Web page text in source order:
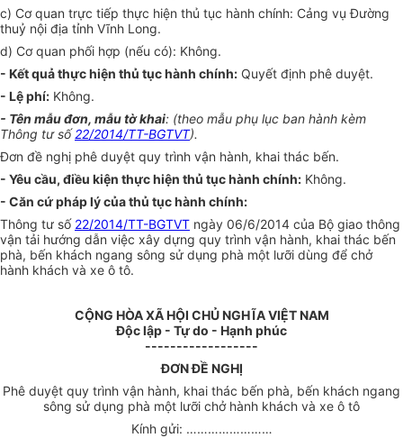
c) Cơ quan trực tiếp thực hiện thủ tục hành chính: Cảng vụ Đường
thuỷ nội địa tỉnh Vĩnh Long.
d) Cơ quan phối hợp (nếu có): Không.
- Kết quả thực hiện thủ tục hành chính: Quyết định phê duyệt.
- Lệ phí: Không.
- Tên mẫu đơn, mẫu tờ khai: (theo mẫu phụ lục ban hành kèm
Thông tư số22/2014/TT-BGTVT).
Đơn đề nghị phê duyệt quy trình vận hành, khai thác bến.
- Yêu cầu, điều kiện thực hiện thủ tục hành chính: Không.
- Căn cứ pháp lý của thủ tục hành chính:
Thông tư số 22/2014/TT-BGTVT ngày 06/6/2014 của Bộ giao thông
vận tải hướng dẫn việc xây dựng quy trình vận hành, khai thác bến
phà, bến khách ngang sông sử dụng phà một lưỡi dùng để chở
hành khách và xe ô tô.
CỘNG HÒA XÃ HỘI CHỦ NGHĨA VIỆT NAM
Độc lập - Tự do - Hạnh phúc
------------------
ĐƠN ĐỀ NGHỊ
Phê duyệt quy trình vận hành, khai thác bến phà, bến khách ngang
sông sử dụng phà một lưỡi chở hành khách và xe ô tô
Kính gửi: ……………………